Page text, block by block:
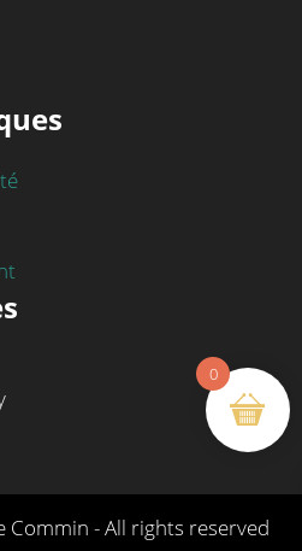
- All rights reserved
0